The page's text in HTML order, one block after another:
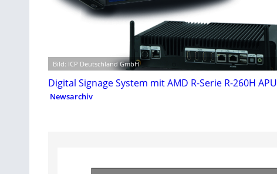
Bild: ICP Deutschland GmbH
Digital Signage System mit AMD R-Serie R-260H APU
Newsarchiv